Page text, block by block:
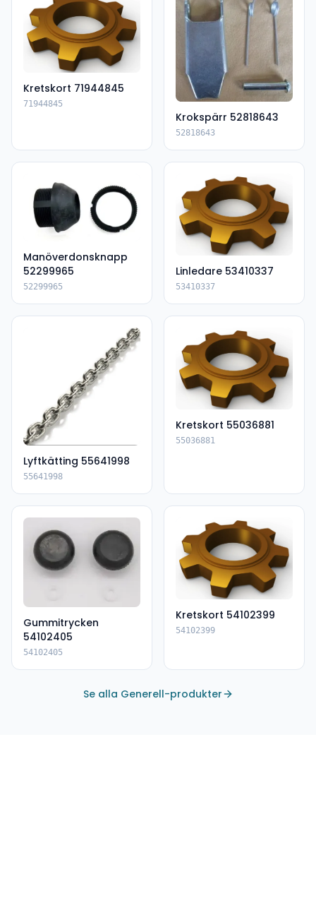
Kretskort 71944845
71944845
Krokspärr 52818643
52818643
Manöverdonsknapp
52299965
52299965
Linledare 53410337
53410337
Lyftkätting 55641998
55641998
Kretskort 55036881
55036881
Gummitrycken
54102405
54102405
Kretskort 54102399
54102399
Se alla Generell-produkter